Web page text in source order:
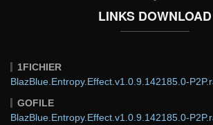
LINKS DOWNLOAD
1FICHIER
BlazBlue.Entropy.Effect.v1.0.9.142185.0-
GOFILE
BlazBlue.Entropy.Effect.v1.0.9.142185.0-